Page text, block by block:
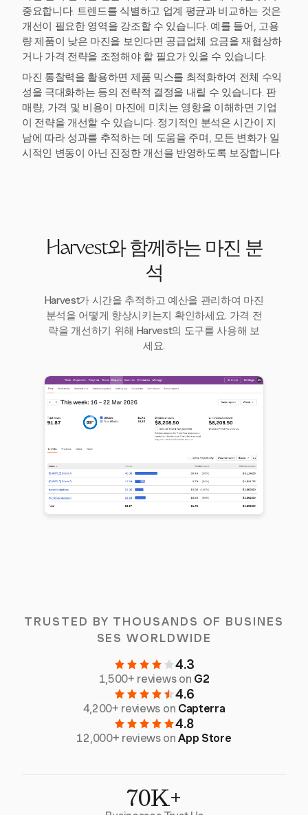
중요합니다. 트렌드를 식별하고 업계 평균과 비교하는 것은
개선이 필요한 영역을 강조할 수 있습니다. 예를 들어, 고용
량 제품이 낮은 마진을 보인다면 공급업체 요금을 재협상하
거나 가격 전략을 조정해야 할 필요가 있을 수 있습니다.
마진 통찰력을 활용하면 제품 믹스를 최적화하여 전체 수익
성을 극대화하는 등의 전략적 결정을 내릴 수 있습니다. 판
매량, 가격 및 비용이 마진에 미치는 영향을 이해하면 기업
이 전략을 개선할 수 있습니다. 정기적인 분석은 시간이 지
남에 따라 성과를 추적하는 데 도움을 주며, 모든 변화가 일
시적인 변동이 아닌 진정한 개선을 반영하도록 보장합니다.
Harvest와 함께하는 마진 분
석
Harvest가 시간을 추적하고 예산을 관리하여 마진
분석을 어떻게 향상시키는지 확인하세요. 가격 전
략을 개선하기 위해 Harvest의 도구를 사용해 보
세요.
TRUSTED BY THOUSANDS OF BUSINES
SES WORLDWIDE
4.3
1,500+ reviews on G2
4.6
4,200+ reviews on Capterra
4.8
12,000+ reviews onApp Store
70K+